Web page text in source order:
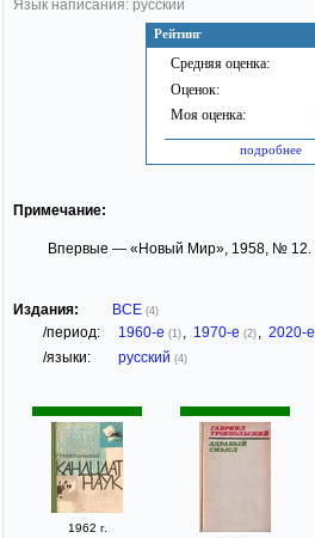
Рейтинг
Средняя оценка:
Оценок:
Моя оценка:
подробнее
Язык написания: русский
Примечание:
Впервые — «Новый Мир», 1958, № 12.
Издания: ВСЕ (4)
/период: 1960-е (1) 1970-е (2) 2020-е
/языки: русский (4)
1962 г.